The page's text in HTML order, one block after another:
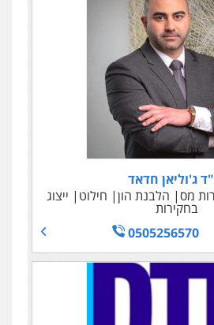
ג'וליאן חדאד
מס הלבנת הון חילוט ייצוג
בחקירות
0505256570
שאדי סרוג'י
צבאי
עורכי דין לענייני אסירים
0525450255